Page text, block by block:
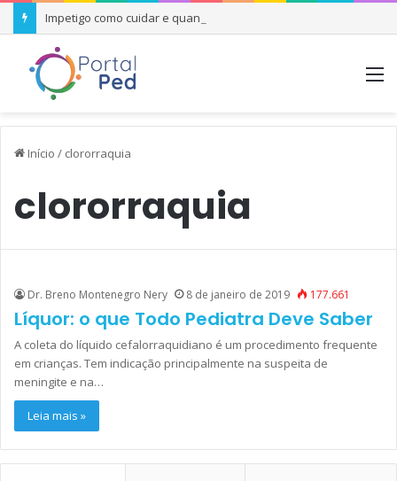
Impetigo como cuidar e quando se preocupar
Início / clororraquia
clororraquia
Dr. Breno Montenegro Nery 8 de janeiro de 2019 177.661
Líquor: o que Todo Pediatra Deve Saber
A coleta do líquido cefalorraquidiano é um procedimento frequente
em crianças. Tem indicação principalmente na suspeita de
meningite e na…
Leia mais »